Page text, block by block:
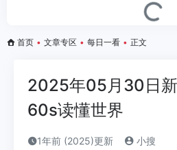
首页 • 文章专区 • 每日一看 • 正文
2025年05月30日
60s读懂世界
1年前 (2025)更新 小搜